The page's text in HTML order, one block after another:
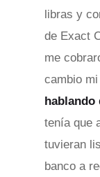
libras y
de Exact
me
cambio
hablando
tenía que
tuvieran
banco a